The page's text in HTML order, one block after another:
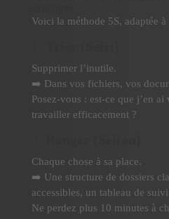
Voici la méthode 5S, adaptée
Supprimer l’inutile.
➡️ Dans vos fichiers, vos
Posez-vous : est-ce que j’en ai
travailler efficacement ?
Chaque chose à sa place.
➡️ Une structure de dossiers
accessibles, un tableau de
Ne perdez plus 10 minutes à